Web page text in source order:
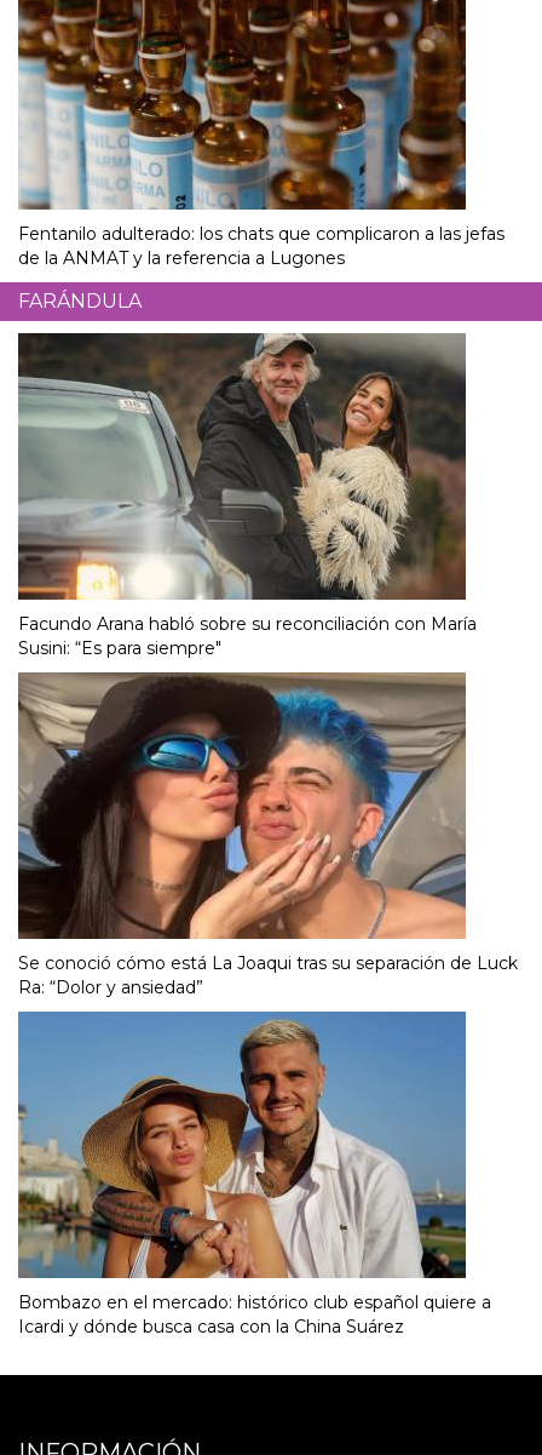
Fentanilo adulterado: los chats que complicaron a las jefas
de la ANMAT y la referencia a Lugones
FARÁNDULA
Facundo Arana habló sobre su reconciliación con María
Susini: “Es para siempre"
Se conoció cómo está La Joaqui tras su separación de Luck
Ra: “Dolor y ansiedad”
Bombazo en el mercado: histórico club español quiere a
Icardi y dónde busca casa con la China Suárez